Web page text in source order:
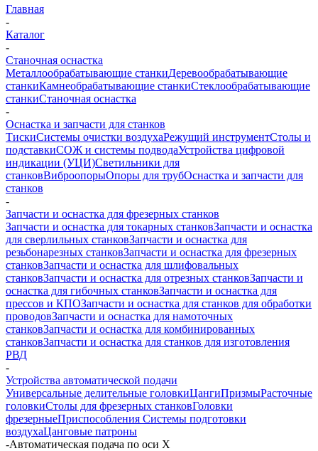
Главная
-
Каталог
-
Станочная оснастка
Металлообрабатывающие станкиДеревообрабатывающие
станкиКамнеобрабатывающие станкиСтеклообрабатывающие
станкиСтаночная оснастка
-
Оснастка и запчасти для станков
ТискиСистемы очистки воздухаРежущий инструментСтолы и
подставкиСОЖ и системы подводаУстройства цифровой
индикации (УЦИ)Светильники для
станковВиброопорыОпоры для трубОснастка и запчасти для
станков
-
Запчасти и оснастка для фрезерных станков
Запчасти и оснастка для токарных станковЗапчасти и оснастка
для сверлильных станковЗапчасти и оснастка для
резьбонарезных станковЗапчасти и оснастка для фрезерных
станковЗапчасти и оснастка для шлифовальных
станковЗапчасти и оснастка для отрезных станковЗапчасти и
оснастка для гибочных станковЗапчасти и оснастка для
прессов и КПОЗапчасти и оснастка для станков для обработки
проводовЗапчасти и оснастка для намоточных
станковЗапчасти и оснастка для комбинированных
станковЗапчасти и оснастка для станков для изготовления
РВД
-
Устройства автоматической подачи
Универсальные делительные головкиЦангиПризмыРасточные
головкиСтолы для фрезерных станковГоловки
фрезерныеПриспособления Системы подготовки
воздухаЦанговые патроны
-Автоматическая подача по оси X